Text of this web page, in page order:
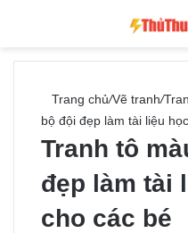
Trang chủ/Vẽ tranh/
bộ đội đẹp làm tài liệu
Tranh tô
đẹp làm tài
cho các bé